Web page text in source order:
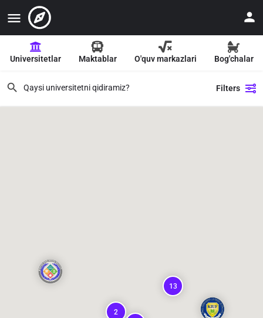
Universitetlar Maktablar O'quv markazlari Bog'chalar
Filters
13
2